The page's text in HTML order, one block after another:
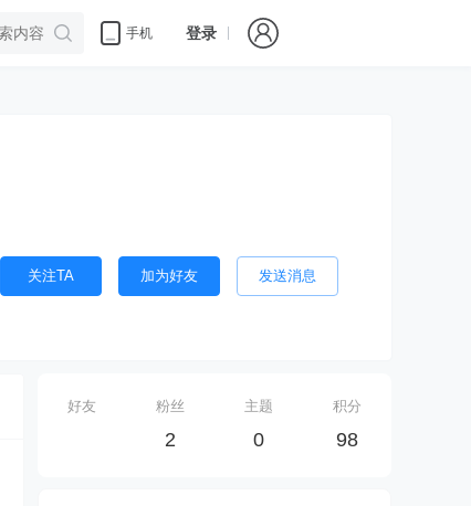
手机 登录
关注TA 加为好友 发送消息
好友 粉丝
2
主题
0
积分
98